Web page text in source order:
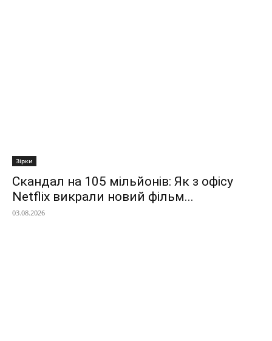
Зірки
Скандал на 105 мільйонів: Як з офісу
Netflix викрали новий фільм...
03.08.2026